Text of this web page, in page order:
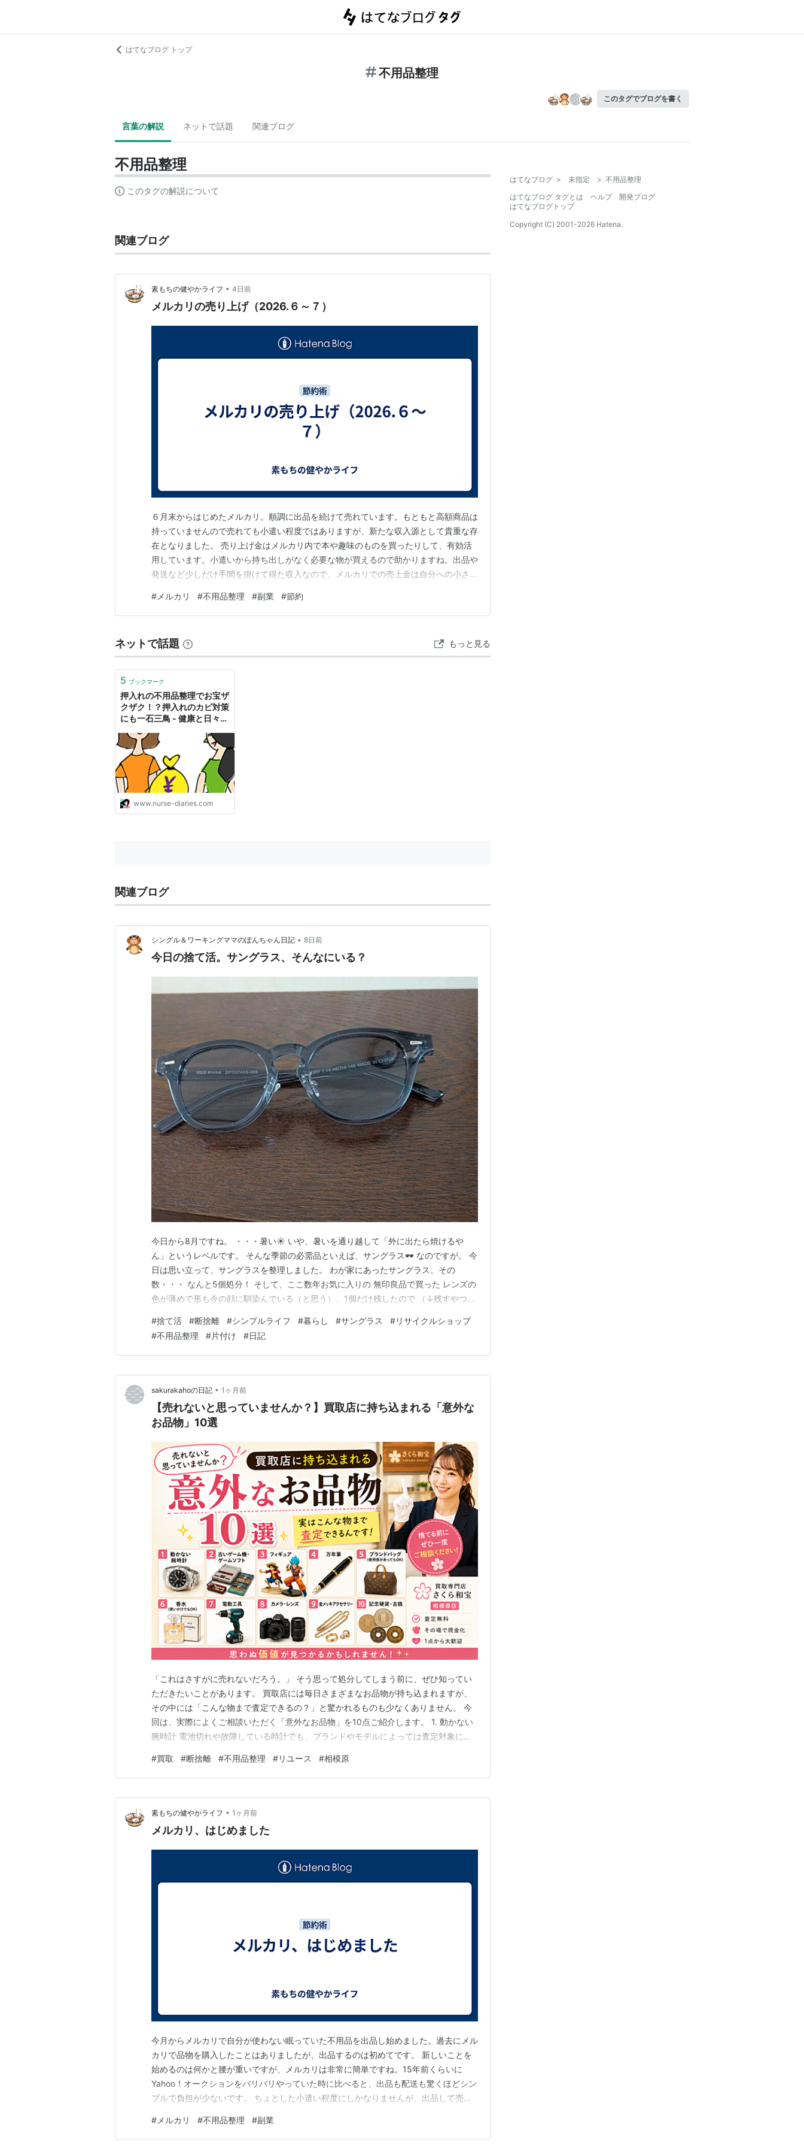
はてなブログ トップ
不用品整理
このタグでブログを書く
言葉の解説 ネットで話題 関連ブログ
不用品整理
このタグの解説について
関連ブログ
素もちの健やかライフ • 4日前
メルカリの売り上げ（2026.６～７）
６月末からはじめたメルカリ。順調に出品を続けて売れています。もともと高額商品は
持っていませんので売れても小遣い程度ではありますが、新たな収入源として貴重な存
在となりました。 売り上げ金はメルカリ内で本や趣味のものを買ったりして、有効活
用しています。小遣いから持ち出しがなく必要な物が買えるので助かりますね。出品や
発送など少しだけ手間を掛けて得た収入なので、メルカリでの売上金は自分への小さな
のとおりです。 スポンサーリンク 年 月 出品数 販売数 収 入 2026.６ ３品 １品 135円
2026.７ ５品 ６品 …
# メルカリ #不用品整理 #副業 #節約
ネットで話題 もっと見る
5 ブックマーク
押入れの不用品整理でお宝ザ
クザク！？押入れのカビ対策
にも一石三鳥 - 健康と日々の
www.nurse-diaries.com
関連ブログ
シングル＆ワーキングママのぽんちゃん日記 • 8日前
今日の捨て活。サングラス、そんなにいる？
今日から8月ですね。 ・・・暑い☀️ いや、暑いを通り越して「外に出たら焼けるや
ん」というレベルです。 そんな季節の必需品といえば、サングラス🕶️ なのですが。 今
日は思い立って、サングラスを整理しました。 わが家にあったサングラス、その
数・・・ なんと5個処分！ そして、ここ数年お気に入りの 無印良品で買った レンズの
色が薄めで形も今の顔に馴染んでいる（と思う）、1個だけ残したので （↓残すやつ）
一度に6個かけられるわけでもないのに💧 自分でもツッコミを入れたくなりました😅
どうしてこんなに増えたのか！？ 振…
#捨て活 #断捨離 #シンプルライフ #暮らし #サングラス #リサイクルショップ
#不用品整理 #片付け #日記
sakurakahoの日記 • 1ヶ月前
【売れないと思っていませんか？】買取店に持ち込まれる「意外な
お品物」10選
「これはさすがに売れないだろう。」 そう思って処分してしまう前に、ぜひ知ってい
ただきたいことがあります。 買取店には毎日さまざまなお品物が持ち込まれますが、
その中には「こんな物まで査定できるの？」と驚かれるものも少なくありません。 今
回は、実際によくご相談いただく「意外なお品物」を10点ご紹介します。 1. 動かない
腕時計 電池切れや故障している時計でも、ブランドやモデルによっては査定対象にな
たゲーム機やソフトは現在でも需要があります。 3. フィギュア 箱がなくても査定でき
るものがあります。 人気作品や限定品…
#買取 #断捨離 #不用品整理 #リユース #相模原
素もちの健やかライフ • 1ヶ月前
メルカリ、はじめました
今月からメルカリで自分が使わない眠っていた不用品を出品し始めました。過去にメル
カリで品物を購入したことはありましたが、出品するのは初めてです。 新しいことを
始めるのは何かと腰が重いですが、メルカリは非常に簡単ですね。15年前くらいに
Yahoo！オークションをバリバリやっていた時に比べると、出品も配送も驚くほどシン
プルで負担が少ないです。 ちょとした小遣い程度にしかなりませんが、出品して売れ
送しました。副業とまでは言えないまでも新たな収入源を得られたことは大きいです。
メルカリの売り上げについては、出品するモチベーショ…
# メルカリ #不用品整理 #副業
はてなブログ > 未指定 > 不用品整理
はてなブログ タグとは
ヘルプ
開発ブログ
はてなブログトップ
Copyright (C) 2001-2026 Hatena.